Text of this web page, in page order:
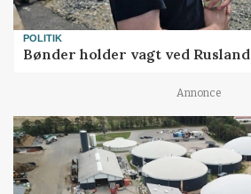
POLITIK
Bønder holder vagt ved Rusland
Annonce